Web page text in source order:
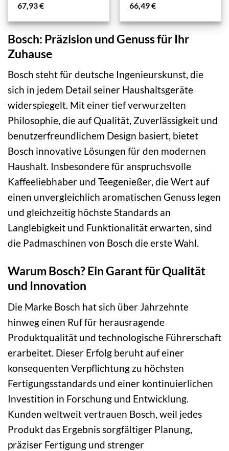
67,93€
66,49€
Bosch: Präzision und Genuss für Ihr
Zuhause
Bosch steht für deutsche Ingenieurskunst, die
sich in jedem Detail seiner Haushaltsgeräte
widerspiegelt. Mit einer tief verwurzelten
Philosophie, die auf Qualität, Zuverlässigkeit und
benutzerfreundlichem Design basiert, bietet
Bosch innovative Lösungen für den modernen
Haushalt. Insbesondere für anspruchsvolle
Kaffeeliebhaber und Teegenießer, die Wert auf
einen unvergleichlich aromatischen Genuss legen
und gleichzeitig höchste Standards an
Langlebigkeit und Funktionalität erwarten, sind
die Padmaschinen von Bosch die erste Wahl.
Warum Bosch? Ein Garant für Qualität
und Innovation
Die Marke Bosch hat sich über Jahrzehnte
hinweg einen Ruf für herausragende
Produktqualität und technologische Führerschaft
erarbeitet. Dieser Erfolg beruht auf einer
konsequenten Verpflichtung zu höchsten
Fertigungsstandards und einer kontinuierlichen
Investition in Forschung und Entwicklung.
Kunden weltweit vertrauen Bosch, weil jedes
Produkt das Ergebnis sorgfältiger Planung,
präziser Fertigung und strenger